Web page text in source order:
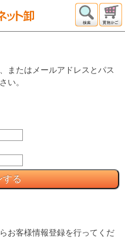
またはメールアドレスとパス
い。
お客様情報登録を行ってくだ